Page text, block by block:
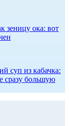
зеницу ока: вот
суп из кабачка:
сразу большую